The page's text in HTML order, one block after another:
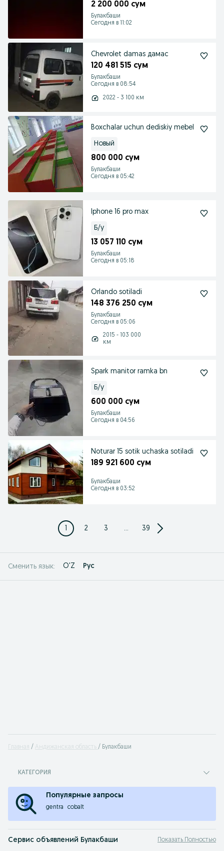
2 200 000 сум
Булакбаши
Сегодня в 11:02
Chevrolet damas дамас
120 481 515 сум
Булакбаши
Сегодня в 08:54
2022 - 3 100 км
Boxchalar uchun dediskiy mebel
Новый
800 000 сум
Булакбаши
Сегодня в 05:42
Iphone 16 pro max
Б/у
13 057 110 сум
Булакбаши
Сегодня в 05:18
Orlando sotiladi
148 376 250 сум
Булакбаши
Сегодня в 05:06
2015 - 103 000
км
Spark manitor ramka bn
Б/у
600 000 сум
Булакбаши
Сегодня в 04:56
Noturar 15 sotik uchaska sotiladi
189 921 600 сум
Булакбаши
Сегодня в 03:52
1 2 3 ... 39
Сменить язык: O'Z Рус
Главная Андижанская область Булакбаши
КАТЕГОРИЯ
Популярные запросы
gentra cobalt
Сервис объявлений Булакбаши Показать Полностью